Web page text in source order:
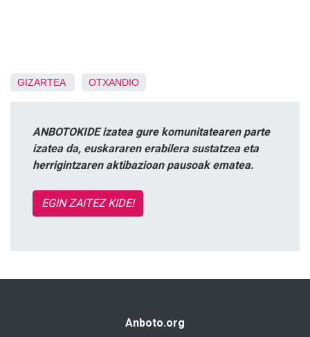
GIZARTEA OTXANDIO
ANBOTOKIDE izatea gure komunitatearen parte
izatea da, euskararen erabilera sustatzea eta
herrigintzaren aktibazioan pausoak ematea.
EGIN ZAITEZ KIDE!
Anboto.org